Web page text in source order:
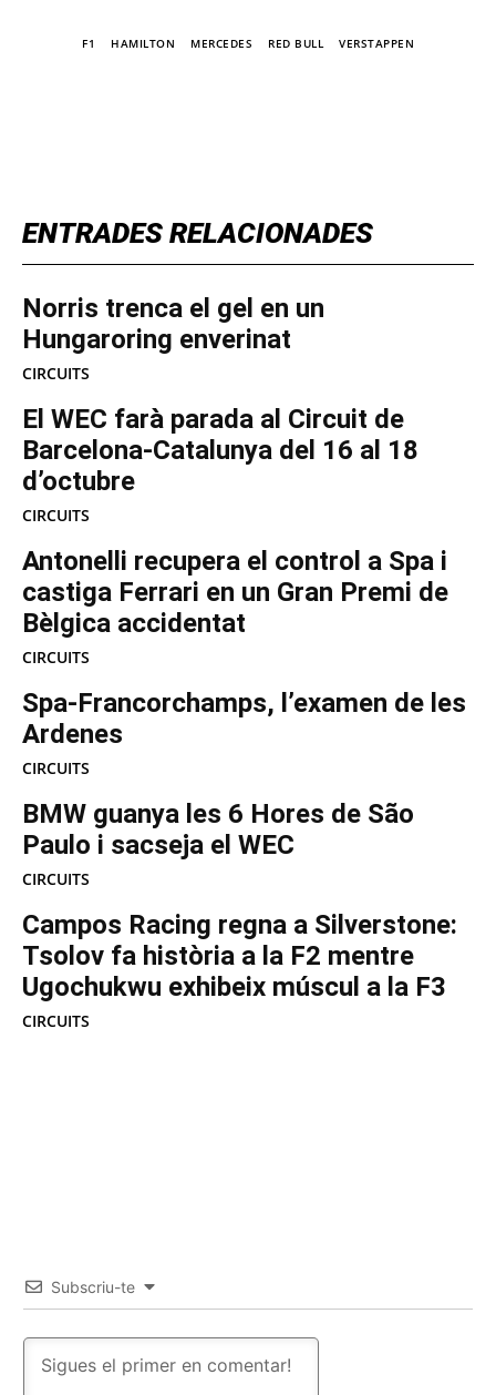
ENTRADES RELACIONADES
Norris trenca el gel en un
Hungaroring enverinat
CIRCUITS
El WEC farà parada al Circuit de
Barcelona-Catalunya del 16 al 18
d’octubre
CIRCUITS
Antonelli recupera el control a Spa i
castiga Ferrari en un Gran Premi de
Bèlgica accidentat
CIRCUITS
Spa-Francorchamps, l’examen de les
Ardenes
CIRCUITS
BMW guanya les 6 Hores de São
Paulo i sacseja el WEC
CIRCUITS
Campos Racing regna a Silverstone:
Tsolov fa història a la F2 mentre
Ugochukwu exhibeix múscul a la F3
CIRCUITS
F1 HAMILTON MERCEDES RED BULL VERSTAPPEN
Subscriu-te